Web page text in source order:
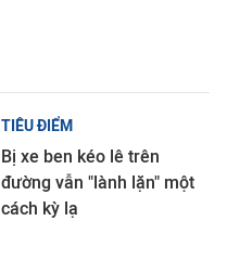
TIÊU ĐIỂM
Bị xe ben kéo lê trên
đường vẫn "lành lặn" một
cách kỳ lạ